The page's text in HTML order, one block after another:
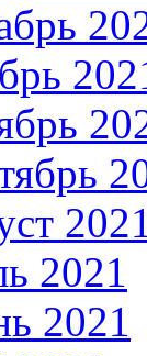
2021
2021